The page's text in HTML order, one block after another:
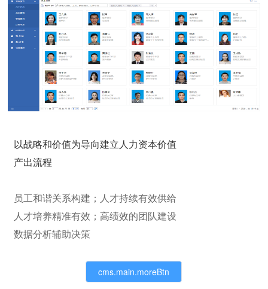
以战略和价值为导向建立人力资本价值
产出流程
员工和谐关系构建；人才持续有效供给
人才培养精准有效；高绩效的团队建设
数据分析辅助决策
cms.main.moreBtn